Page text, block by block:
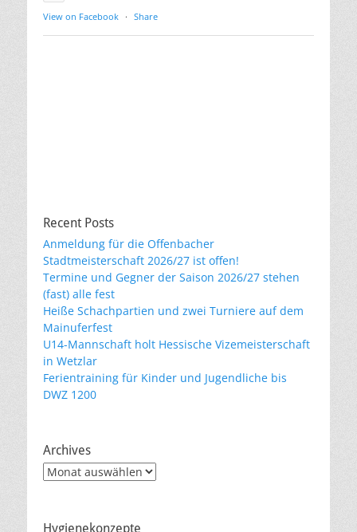
View on Facebook · Share
Recent Posts
Anmeldung für die Offenbacher
Stadtmeisterschaft 2026/27 ist offen!
Termine und Gegner der Saison 2026/27 stehen
(fast) alle fest
Heiße Schachpartien und zwei Turniere auf dem
Mainuferfest
U14-Mannschaft holt Hessische Vizemeisterschaft
in Wetzlar
Ferientraining für Kinder und Jugendliche bis
DWZ 1200
Archives
Archives
Hygienekonzepte